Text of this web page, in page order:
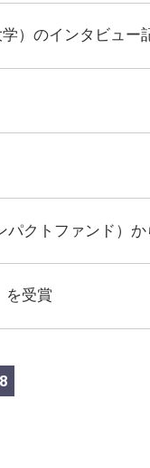
）のインタビュー
クトファンド）
を受賞